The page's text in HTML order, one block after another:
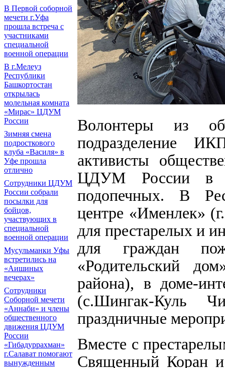
В Первой соборной
мечети г.Уфа
прошла встреча с
участниками
специальной
военной операции
В г.Мелеуз
Республики
Башкортостан
открылась
молельная комната
«Мирас» ЦДУМ
России
Зимняя смена
подросткового
клуба «Василя» в
Уфе прошла
отлично
Сотрудники ЦДУМ
России собрали
посылки для
бойцов,
участвующих в
специальной
военной операции
Мусульманки Уфы
встретились на
«Аишиных
вечерах»
Сотрудники
Соборной мечети
«Аннаби» и члены
общественного
движения ЦДУМ
России
«Гибадуррахман»
г.Салават помогают
вынужденным
Волонтеры из
подразделение
активисты
ЦДУМ России в
подопечных. В
центре «Именлек»
для престарелых и
для граждан
«Родительский
района), в доме-
(с.Шингак-Куль
праздничные
Вместе с
Священный Коран и